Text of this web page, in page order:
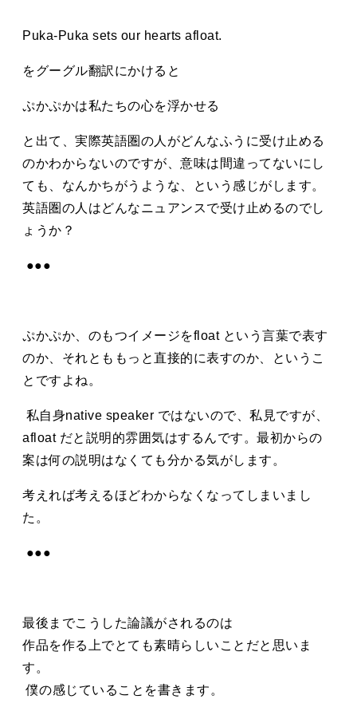
Puka-Puka sets our hearts afloat.
をグーグル翻訳にかけると
ぷかぷかは私たちの心を浮かせる
と出て、実際英語圏の人がどんなふうに受け止める
のかわからないのですが、意味は間違ってないにし
ても、なんかちがうような、という感じがします。
英語圏の人はどんなニュアンスで受け止めるのでし
ょうか？
●●●
ぷかぷか、のもつイメージをfloat という言葉で表す
のか、それとももっと直接的に表すのか、というこ
とですよね。
私自身native speaker ではないので、私見ですが、
afloat だと説明的雰囲気はするんです。最初からの
案は何の説明はなくても分かる気がします。
考えれば考えるほどわからなくなってしまいまし
た。
●●●
最後までこうした論議がされるのは
作品を作る上でとても素晴らしいことだと思いま
す。
僕の感じていることを書きます。